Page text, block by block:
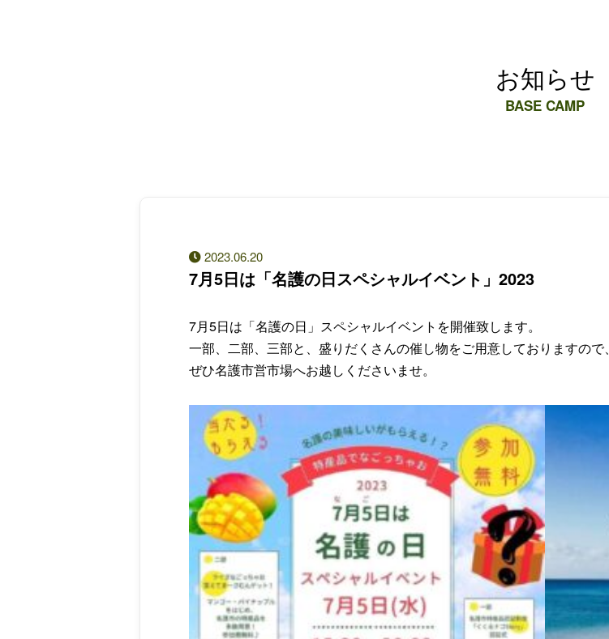
お知らせ
BASE CAMP
2023.06.20
7月5日は「名護の日スペシャルイベント」2023
7月5日は「名護の日」スペシャルイベントを開催致します。
一部、二部、三部と、盛りだくさんの催し物をご用意しておりますので、
ぜひ名護市営市場へお越しくださいませ。